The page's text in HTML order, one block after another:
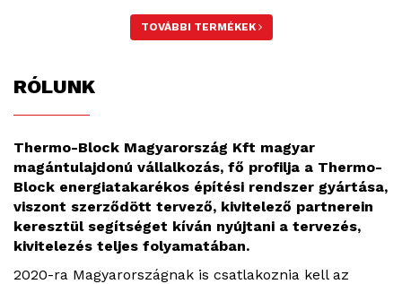
TOVÁBBI TERMÉKEK
RÓLUNK
Thermo-Block Magyarország Kft magyar
magántulajdonú vállalkozás, fő profilja a Thermo-
Block energiatakarékos építési rendszer gyártása,
viszont szerződött tervező, kivitelező partnerein
keresztül segítséget kíván nyújtani a tervezés,
kivitelezés teljes folyamatában.
2020-ra Magyarországnak is csatlakoznia kell az